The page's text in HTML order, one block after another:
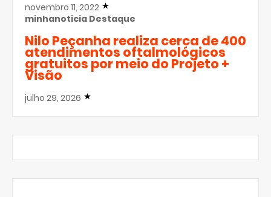
novembro 11, 2022
minhanoticia Destaque
Nilo Peçanha realiza cerca de 400
atendimentos oftalmológicos
gratuitos por meio do Projeto +
Visão
julho 29, 2026